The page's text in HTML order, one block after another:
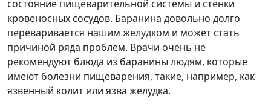
состояние пищеварительной системы и стенки
кровеносных сосудов. Баранина довольно долго
переваривается нашим желудком и может стать
причиной ряда проблем. Врачи очень не
рекомендуют блюда из баранины людям, которые
имеют болезни пищеварения, такие, например, как
язвенный колит или язва желудка.